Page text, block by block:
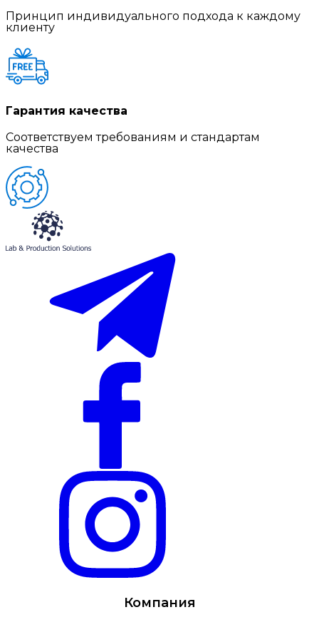
Принцип индивидуального подхода к каждому
клиенту
Гарантия качества
Соответствуем требованиям и стандартам
качества
Компания